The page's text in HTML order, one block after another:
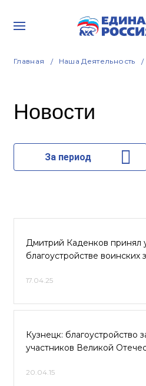
Главная Наша Деятельность
Новости
За период
Дмитрий Каденков принял
благоустройстве воинских
17.04.25
Кузнецк: благоустройство
участников Великой
20.04.15